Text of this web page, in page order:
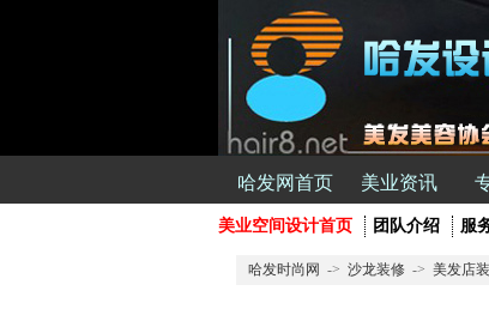
哈发网首页 美业资讯
美业空间设计首页 团队介绍 服
哈发时尚网 -> 沙龙装修 -> 美发店